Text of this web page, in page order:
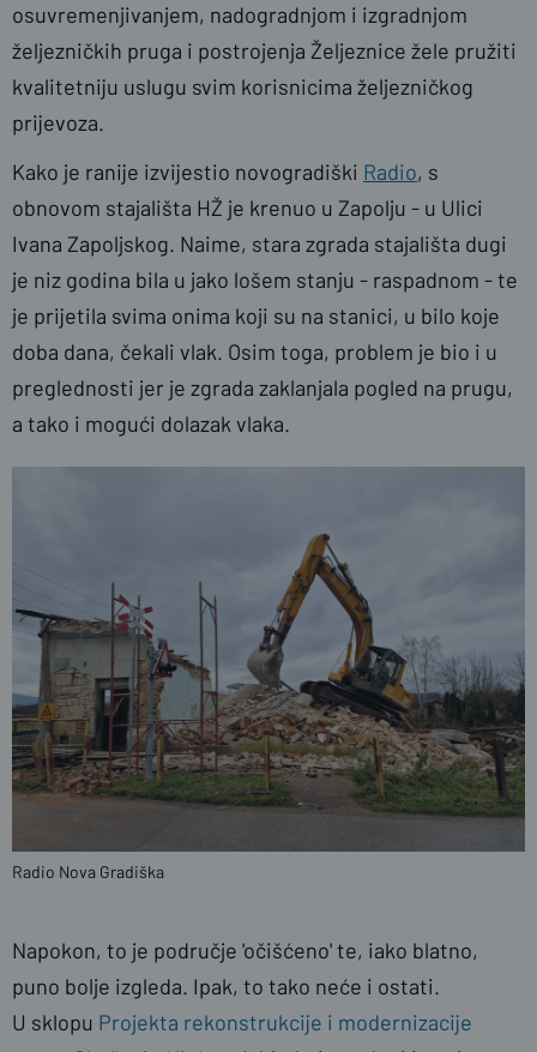
osuvremenjivanjem, nadogradnjom i izgradnjom
željezničkih pruga i postrojenja Željeznice žele pružiti
kvalitetniju uslugu svim korisnicima željezničkog
prijevoza.
Kako je ranije izvijestio novogradiški Radio, s
obnovom stajališta HŽ je krenuo u Zapolju - u Ulici
Ivana Zapoljskog. Naime, stara zgrada stajališta dugi
je niz godina bila u jako lošem stanju - raspadnom - te
je prijetila svima onima koji su na stanici, u bilo koje
doba dana, čekali vlak. Osim toga, problem je bio i u
preglednosti jer je zgrada zaklanjala pogled na prugu,
a tako i mogući dolazak vlaka.
Radio Nova Gradiška
Napokon, to je područje 'očišćeno' te, iako blatno,
puno bolje izgleda. Ipak, to tako neće i ostati.
U sklopu Projekta rekonstrukcije i modernizacije